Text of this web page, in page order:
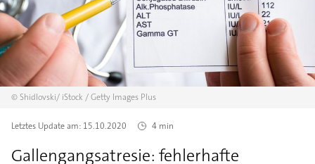
©Shidlovski/ iStock / Getty Images Plus
Letztes Update am: 15.10.2020 4 min
Gallengangsatresie: fehlerhafte